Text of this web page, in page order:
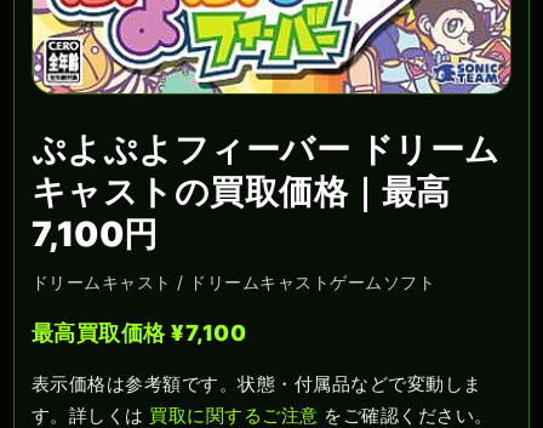
ぷよぷよフィーバー ドリーム
キャストの買取価格｜最高
7,100円
ドリームキャスト / ドリームキャストゲームソフト
最高買取価格 ¥7,100
表示価格は参考額です。状態・付属品などで変動しま
す。詳しくは 買取に関するご注意 をご確認ください。